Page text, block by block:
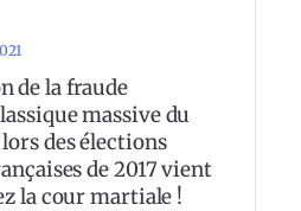
de la fraude
massive du
des élections
de 2017 vient
la cour martiale !